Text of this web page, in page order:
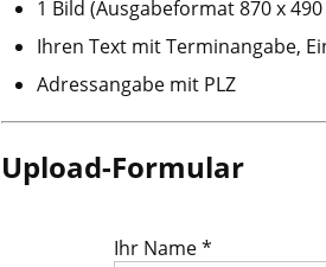
1 Bild (Ausgabeformat 870 x
Ihren Text mit Terminangabe,
Adressangabe mit PLZ
Upload-Formular
Ihr Name *